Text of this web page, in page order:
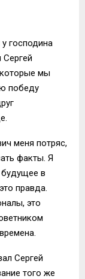
господина
Сергей
которые мы
победу
меня потряс,
факты. Я
в
правда.
это
Сергей
того же